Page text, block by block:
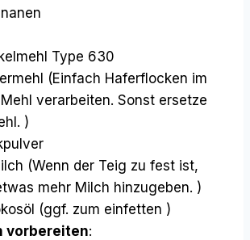
Type 630
(Einfach Haferflocken im
verarbeiten. Sonst ersetze
)
(Wenn der Teig zu fest ist,
mehr Milch hinzugeben. )
(ggf. zum einfetten )
vorbereiten: